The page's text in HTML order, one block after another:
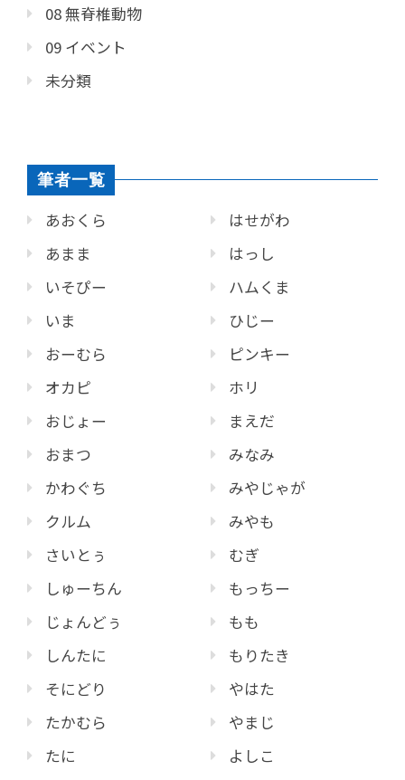
08 無脊椎動物
09 イベント
未分類
筆者一覧
あおくら
あまま
いそぴー
いま
おーむら
オカピ
おじょー
おまつ
かわぐち
クルム
さいとぅ
しゅーちん
じょんどぅ
しんたに
そにどり
たかむら
たに
はせがわ
はっし
ハムくま
ひじー
ピンキー
ホリ
まえだ
みなみ
みやじゃが
みやも
むぎ
もっちー
もも
もりたき
やはた
やまじ
よしこ